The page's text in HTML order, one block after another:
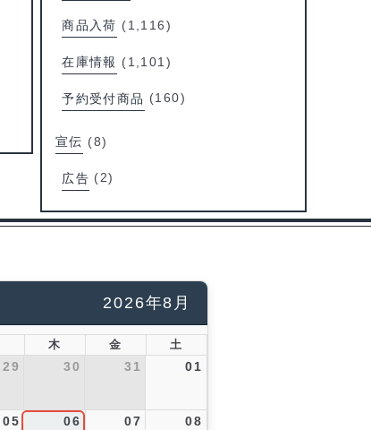
商品入荷 (1,116)
在庫情報 (1,101)
予約受付商品 (160)
宣伝 (8)
広告 (2)
2026年8月
木 金 土
29 30 31 01
05 06 07 08